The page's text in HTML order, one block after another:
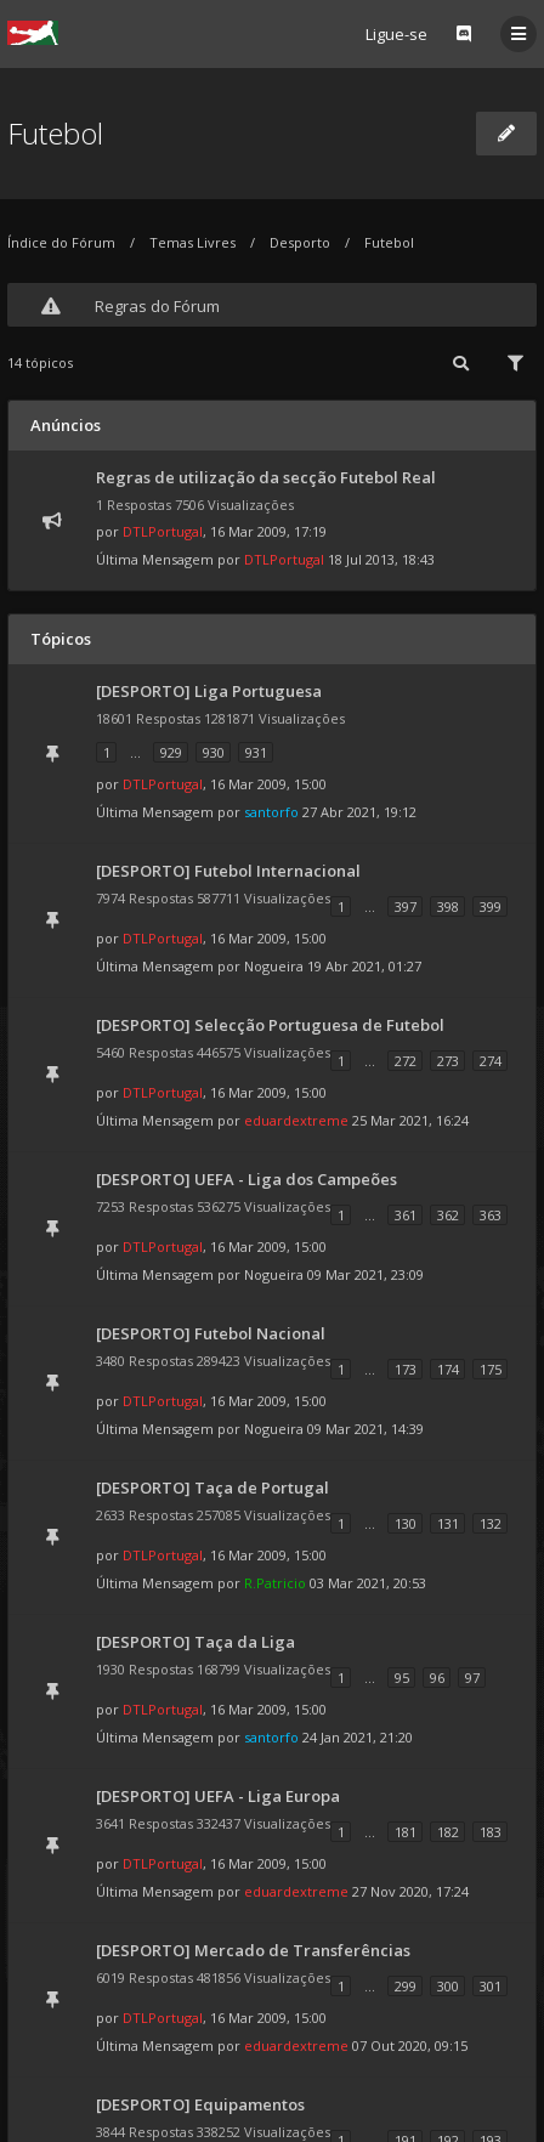
Ligue-se
Futebol
Índice do Fórum Temas Livres Desporto Futebol
Regras do Fórum
14 tópicos
Anúncios
Regras de utilização da secção Futebol Real
1 Respostas 7506 Visualizações
por DTLPortugal, 16 Mar 2009, 17:19
Última Mensagem por DTLPortugal 18 Jul 2013, 18:43
Tópicos
[DESPORTO] Liga Portuguesa
18601 Respostas 1281871 Visualizações
1
... 929 930
931
por DTLPortugal, 16 Mar 2009, 15:00
Última Mensagem por santorfo 27 Abr 2021, 19:12
[DESPORTO] Futebol Internacional
7974 Respostas 587711 Visualizações 1 ... 397 398
399
por DTLPortugal, 16 Mar 2009, 15:00
Última Mensagem por Nogueira 19 Abr 2021, 01:27
[DESPORTO] Selecção Portuguesa de Futebol
5460 Respostas 446575 Visualizações 1 ... 272 273
274
por DTLPortugal, 16 Mar 2009, 15:00
Última Mensagem por eduardextreme 25 Mar 2021, 16:24
[DESPORTO] UEFA - Liga dos Campeões
7253 Respostas 536275 Visualizações 1 ... 361 362
363
por DTLPortugal, 16 Mar 2009, 15:00
Última Mensagem por Nogueira 09 Mar 2021, 23:09
[DESPORTO] Futebol Nacional
3480 Respostas 289423 Visualizações 1 ... 173 174
175
por DTLPortugal, 16 Mar 2009, 15:00
Última Mensagem por Nogueira 09 Mar 2021, 14:39
[DESPORTO] Taça de Portugal
2633 Respostas 257085 Visualizações 1 ... 130 131
132
por DTLPortugal, 16 Mar 2009, 15:00
Última Mensagem por R.Patricio 03 Mar 2021, 20:53
[DESPORTO] Taça da Liga
1930 Respostas 168799 Visualizações 1 ... 95 96
97
por DTLPortugal, 16 Mar 2009, 15:00
Última Mensagem por santorfo 24 Jan 2021, 21:20
[DESPORTO] UEFA - Liga Europa
3641 Respostas 332437 Visualizações 1 ... 181 182
183
por DTLPortugal, 16 Mar 2009, 15:00
Última Mensagem por eduardextreme 27 Nov 2020, 17:24
[DESPORTO] Mercado de Transferências
6019 Respostas 481856 Visualizações 1 ... 299 300
301
por DTLPortugal, 16 Mar 2009, 15:00
Última Mensagem por eduardextreme 07 Out 2020, 09:15
[DESPORTO] Equipamentos
3844 Respostas 338252 Visualizações